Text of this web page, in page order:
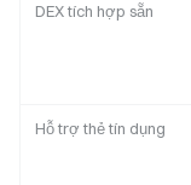
DEX tích hợp sẵn
Hỗ trợ thẻ tín dụng